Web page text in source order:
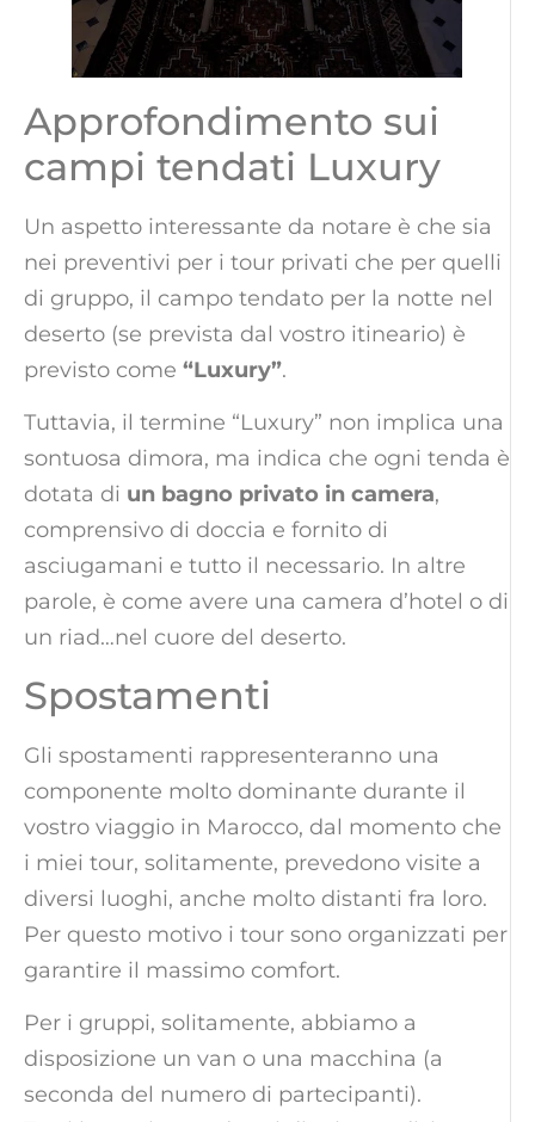
Approfondimento sui
campi tendati Luxury
Un aspetto interessante da notare è che sia
nei preventivi per i tour privati che per quelli
di gruppo, il campo tendato per la notte nel
deserto (se prevista dal vostro itineario) è
previsto come “Luxury”.
Tuttavia, il termine “Luxury” non implica una
sontuosa dimora, ma indica che ogni tenda è
dotata di un bagno privato in camera,
comprensivo di doccia e fornito di
asciugamani e tutto il necessario. In altre
parole, è come avere una camera d’hotel o di
un riad…nel cuore del deserto.
Spostamenti
Gli spostamenti rappresenteranno una
componente molto dominante durante il
vostro viaggio in Marocco, dal momento che
i miei tour, solitamente, prevedono visite a
diversi luoghi, anche molto distanti fra loro.
Per questo motivo i tour sono organizzati per
garantire il massimo comfort.
Per i gruppi, solitamente, abbiamo a
disposizione un van o una macchina (a
seconda del numero di partecipanti).